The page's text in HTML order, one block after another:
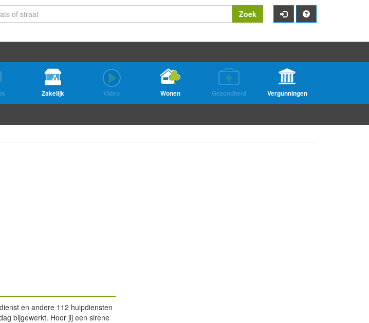
Zoek
Zakelijk Video Wonen Gezondheid Vergunningen
en andere 112 hulpdiensten
bijgewerkt. Hoor jij een sirene